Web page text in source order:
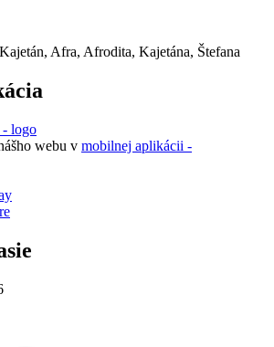
Afra, Afrodita, Kajetána, Štefana
webu v mobilnej aplikácii -